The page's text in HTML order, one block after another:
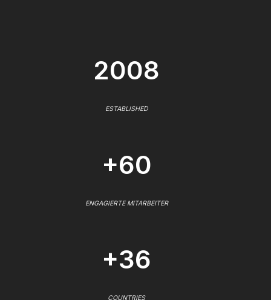
2008
ESTABLISHED
+60
ENGAGIERTE MITARBEITER
+36
COUNTRIES